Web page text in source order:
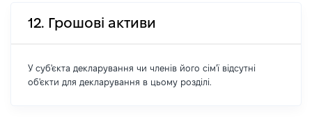
12. Грошові активи
У суб'єкта декларування чи членів його сім'ї відсутні
об'єкти для декларування в цьому розділі.